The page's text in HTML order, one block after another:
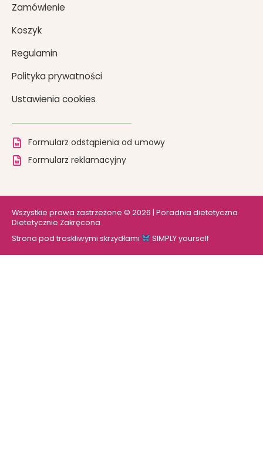
Zamówienie
Koszyk
Regulamin
Polityka prywatności
Ustawienia cookies
Formularz odstąpienia od umowy
Formularz reklamacyjny
Wszystkie prawa zastrzeżone © 2026 | Poradnia dietetyczna
Dietetycznie Zakręcona
Strona pod troskliwymi skrzydłami
SIMPLY yourself